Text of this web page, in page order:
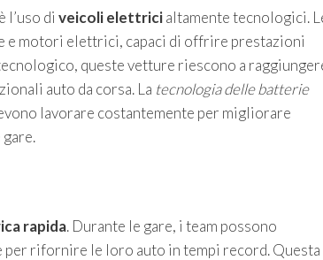
l’uso di veicoli elettricialtamente tecnologici.
e motori elettrici, capaci di offrire prestazioni
queste vetture riescono a
auto da corsa. La tecnologia delle batterie
lavorare costantemente per migliorare
rapida. Durante le gare, i team possono
rifornire le loro auto in tempi record. Questa